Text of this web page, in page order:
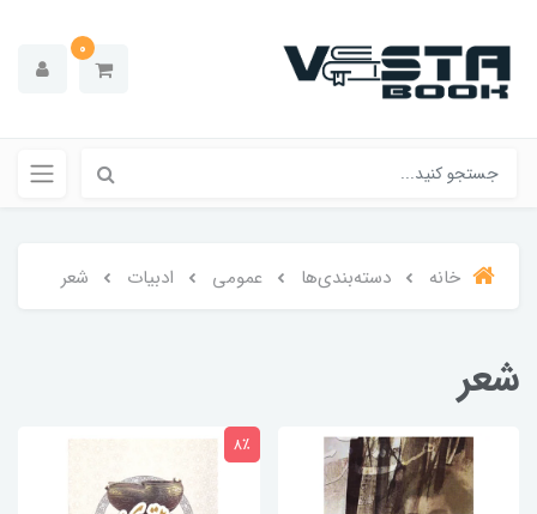
0
خانه دسته‌بندی‌ها عمومی ادبیات شعر
شعر
8٪